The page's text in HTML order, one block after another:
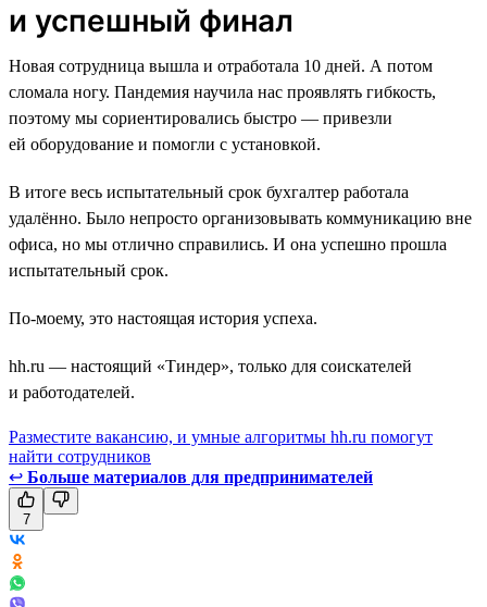
и успешный финал
Новая сотрудница вышла и отработала 10 дней. А потом
сломала ногу. Пандемия научила нас проявлять гибкость,
поэтому мы сориентировались быстро — привезли
ей оборудование и помогли с установкой.
В итоге весь испытательный срок бухгалтер работала
удалённо. Было непросто организовывать коммуникацию вне
офиса, но мы отлично справились. И она успешно прошла
испытательный срок.
По-моему, это настоящая история успеха.
hh.ru — настоящий «Тиндер», только для соискателей
и работодателей.
Разместите вакансию, и умные алгоритмы hh.ru помогут
найти сотрудников
↩ Больше материалов для предпринимателей
7